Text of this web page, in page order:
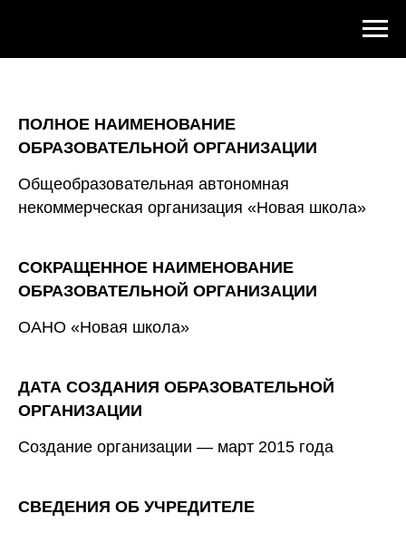
ПОЛНОЕ НАИМЕНОВАНИЕ
ОБРАЗОВАТЕЛЬНОЙ ОРГАНИЗАЦИИ
Общеобразовательная автономная
некоммерческая организация «Новая школа»
СОКРАЩЕННОЕ НАИМЕНОВАНИЕ
ОБРАЗОВАТЕЛЬНОЙ ОРГАНИЗАЦИИ
ОАНО «Новая школа»
ДАТА СОЗДАНИЯ ОБРАЗОВАТЕЛЬНОЙ
ОРГАНИЗАЦИИ
Создание организации — март 2015 года
СВЕДЕНИЯ ОБ УЧРЕДИТЕЛЕ